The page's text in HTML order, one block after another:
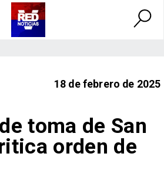
18 de febrero de 2025
toma de San
orden de